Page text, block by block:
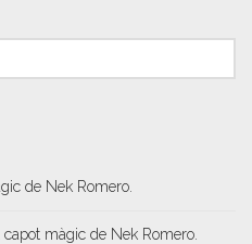
de Nek Romero.
capot màgic de Nek Romero.